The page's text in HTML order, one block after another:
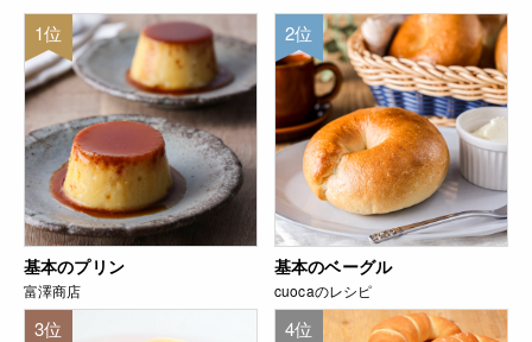
1位
基本のプリン
富澤商店
2位
基本のベーグル
cuocaのレシピ
3位 4位